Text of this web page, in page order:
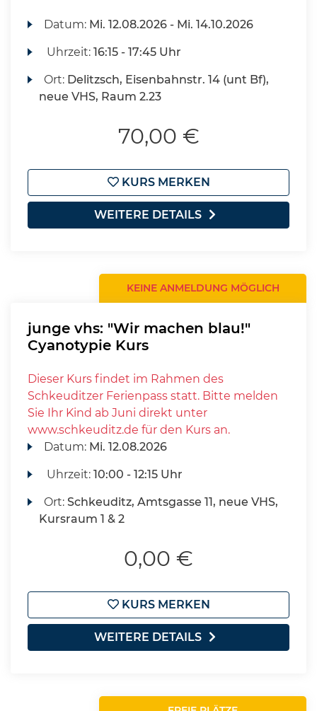
Datum: Mi. 12.08.2026 - Mi. 14.10.2026
Uhrzeit:16:15 - 17:45 Uhr
Ort: Delitzsch, Eisenbahnstr. 14 (unt Bf),
neue VHS, Raum 2.23
70,00 €
KURS MERKEN
WEITERE DETAILS
KEINE ANMELDUNG MÖGLICH
junge vhs: "Wir machen blau!"
Cyanotypie Kurs
Dieser Kurs findet im Rahmen des
Schkeuditzer Ferienpass statt. Bitte melden
Sie Ihr Kind ab Juni direkt unter
www.schkeuditz.de für den Kurs an.
Datum: Mi. 12.08.2026
Uhrzeit:10:00 - 12:15 Uhr
Ort:Schkeuditz, Amtsgasse 11, neue VHS,
Kursraum 1 & 2
0,00 €
KURS MERKEN
WEITERE DETAILS